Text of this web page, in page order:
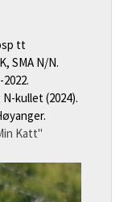
tt
SMA N/N.
kullet (2024).
Katt"